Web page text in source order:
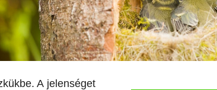
A jelenséget